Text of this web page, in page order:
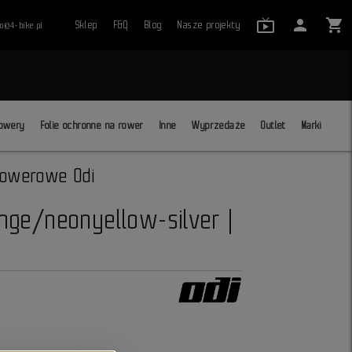
bike.pl Sklep F&Q Blog Nasze projekty live_tv_24
person shopping_cart
Folie ochronne na rower Inne Wyprzedaże Outlet Marki
Odi
neonyellow-silver |